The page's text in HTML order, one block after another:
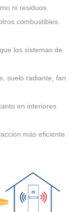
ni residuos.
combustibles.
los sistemas de
suelo radiante, fan
en interiores
más eficiente